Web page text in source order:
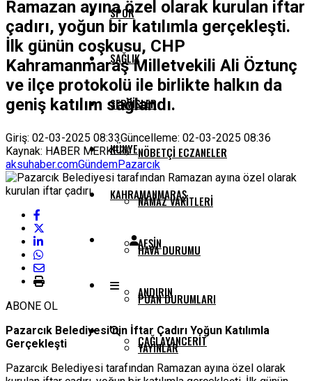
SPOR
SAĞLIK
SERVISLER
NÖBETÇI ECZANELER
NAMAZ VAKITLERI
HAVA DURUMU
PUAN DURUMLARI
YAYINLAR
KÜNYE
KAHRAMANMARAŞ
AFŞIN
ANDIRIN
ÇAĞLAYANCERIT
Ramazan ayına özel olarak kurulan iftar
çadırı, yoğun bir katılımla gerçekleşti.
İlk günün coşkusu, CHP
Kahramanmaraş Milletvekili Ali Öztunç
ve ilçe protokolü ile birlikte halkın da
geniş katılım sağlandı.
Giriş: 02-03-2025 08:33Güncelleme: 02-03-2025 08:36
Kaynak: HABER MERKEZI
aksuhaber.comGündemPazarcık
ABONE OL
Pazarcık Belediyesi’nin İftar Çadırı Yoğun Katılımla
Gerçekleşti
Pazarcık Belediyesi tarafından Ramazan ayına özel olarak